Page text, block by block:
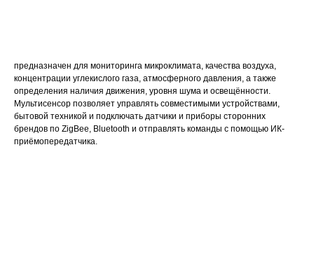
предназначен для мониторинга микроклимата, качества воздуха,
концентрации углекислого газа, атмосферного давления, а также
определения наличия движения, уровня шума и освещённости.
Мультисенсор позволяет управлять совместимыми устройствами,
бытовой техникой и подключать датчики и приборы сторонних
брендов по ZigBee, Bluetooth и отправлять команды с помощью ИК-
приёмопередатчика.